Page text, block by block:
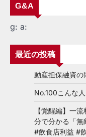
G&A
g: a:
最近の投稿
動産担保融資の
No.100こんな
【覚醒編】一
分で分かる「
#飲食店利益 #